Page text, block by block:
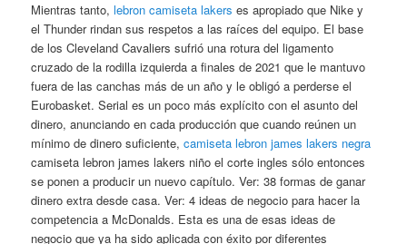
Mientras tanto,lebron camiseta lakers es apropiado que Nike y
el Thunder rindan sus respetos a las raíces del equipo. El base
de los Cleveland Cavaliers sufrió una rotura del ligamento
cruzado de la rodilla izquierda a finales de 2021 que le mantuvo
fuera de las canchas más de un año y le obligó a perderse el
Eurobasket. Serial es un poco más explícito con el asunto del
dinero, anunciando en cada producción que cuando reúnen un
mínimo de dinero suficiente,camiseta lebron james lakers negra
camiseta lebron james lakers niño el corte ingles sólo entonces
se ponen a producir un nuevo capítulo. Ver: 38 formas de ganar
dinero extra desde casa. Ver: 4 ideas de negocio para hacer la
competencia a McDonalds. Esta es una de esas ideas de
negocio que ya ha sido aplicada con éxito por diferentes